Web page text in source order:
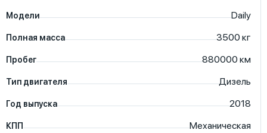
Модели Daily
Полная масса 3500 кг
Пробег 880000 км
Тип двигателя Дизель
Год выпуска 2018
КПП Механическая